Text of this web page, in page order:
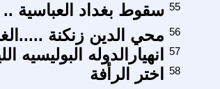
سقوط بغداد العباسية 55
محي الدين زنكنة 56
انهيارالدوله البوليسيه
57
اختر الرأفة 58